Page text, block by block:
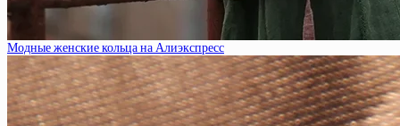
Модные женские кольца на Алиэкспресс